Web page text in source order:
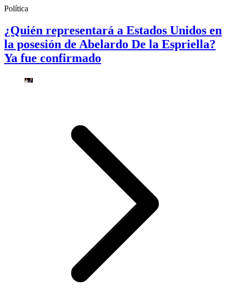
Política
¿Quién representará a Estados Unidos en
la posesión de Abelardo De la Espriella?
Ya fue confirmado